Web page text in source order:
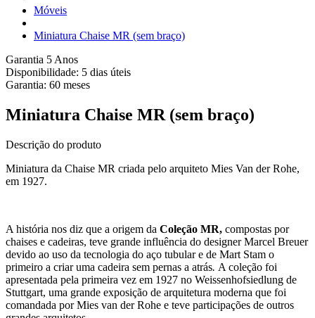
Móveis
Miniatura Chaise MR (sem braço)
Garantia 5 Anos
Disponibilidade: 5 dias úteis
Garantia: 60 meses
Miniatura Chaise MR (sem braço)
Descrição do produto
Miniatura da Chaise MR criada pelo arquiteto Mies Van der Rohe,
em 1927.
A história nos diz que a origem da Coleção MR, compostas por
chaises e cadeiras, teve grande influência do designer Marcel Breuer
devido ao uso da tecnologia do aço tubular e de Mart Stam o
primeiro a criar uma cadeira sem pernas a atrás. A coleção foi
apresentada pela primeira vez em 1927 no Weissenhofsiedlung de
Stuttgart, uma grande exposição de arquitetura moderna que foi
comandada por Mies van der Rohe e teve participações de outros